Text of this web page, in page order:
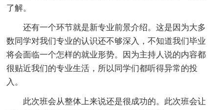
了解。
还有一个环节就是新专业前景介绍。这是因为大多
数同学对我们专业的认识还不够深入，不知道我们毕业
将会面临一个怎样的就业形势。因为主持人说的内容都
很贴近我们的专业生活，所以同学们都听得异常的投
入。
此次班会从整体上来说还是很成功的。此次班会让